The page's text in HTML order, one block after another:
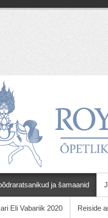
ja šamaanid
Eli Vabariik 2020 Reiside